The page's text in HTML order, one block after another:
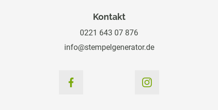
Kontakt
0221 643 07 876
info@stempelgenerator.de